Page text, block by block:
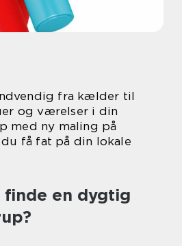
fra kælder til
og værelser i din
med ny maling på
få fat på din lokale
finde en dygtig